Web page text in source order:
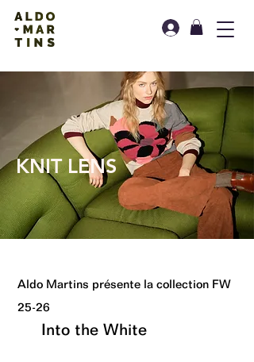
KNIT LENS
Aldo Martins présente la collection FW
25-26
Into the White